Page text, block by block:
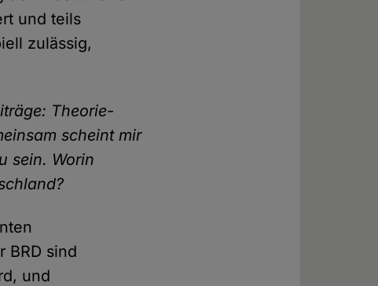
und teils
zulässig,
Theorie-
scheint mir
sein. Worin
BRD sind
und